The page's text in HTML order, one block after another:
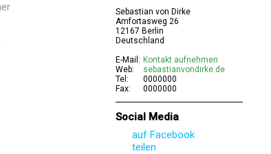
Sebastian von Dirke
Amfortasweg 26
12167 Berlin
Deutschland
E-Mail: Kontakt aufnehmen
Web:
sebastianvondirke.de
Tel:
0000000
Fax:
0000000
Social Media
auf Facebook
teilen